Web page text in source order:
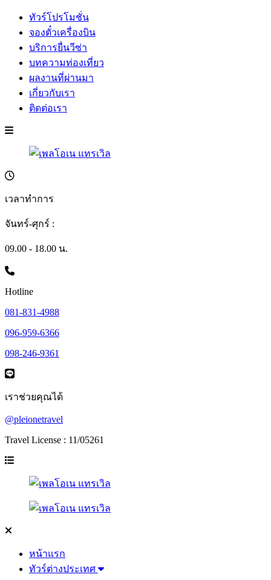
ทัวร์โปรโมชั่น
จองตั๋วเครื่องบิน
บริการยื่นวีซ่า
บทความท่องเที่ยว
ผลงานที่ผ่านมา
เกี่ยวกับเรา
ติดต่อเรา
เวลาทำการ
จันทร์-ศุกร์ :
09.00 - 18.00 น.
Hotline
081-831-4988
096-959-6366
098-246-9361
เราช่วยคุณได้
@pleionetravel
Travel License : 11/05261
หน้าแรก
ทัวร์ต่างประเทศ